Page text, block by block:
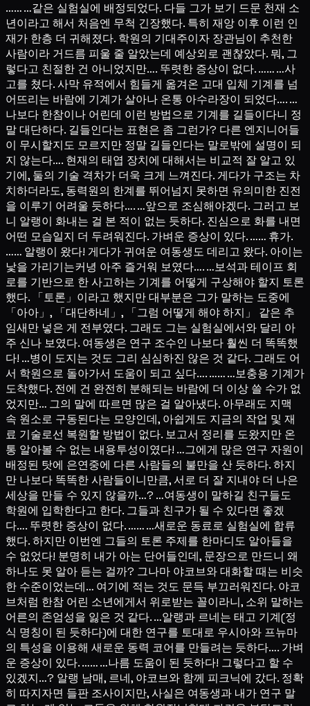
…… …같은 실험실에 배정되었다. 다들 그가 보기 드문 천재 소
년이라고 해서 처음엔 무척 긴장했다. 특히 재앙 이후 이런 인
재가 한층 더 귀해졌다. 학원의 기대주이자 장관님이 추천한
사람이라 거드름 피울 줄 알았는데 예상외로 괜찮았다. 뭐, 그
렇다고 친절한 건 아니었지만…. 뚜렷한 증상이 없다. …… …사
고를 쳤다. 사막 유적에서 힘들게 옮겨온 고대 입체 기계를 넘
어뜨리는 바람에 기계가 살아나 온통 아수라장이 되었다…. …
나보다 한참이나 어린데 이런 방법으로 기계를 길들이다니 정
말 대단하다. 길들인다는 표현은 좀 그런가? 다른 엔지니어들
이 무시할지도 모르지만 정말 길들인다는 말로밖에 설명이 되
지 않는다…. 현재의 태엽 장치에 대해서는 비교적 잘 알고 있
기에, 둘의 기술 격차가 더욱 크게 느껴진다. 게다가 구조는 차
치하더라도, 동력원의 한계를 뛰어넘지 못하면 유의미한 진전
을 이루기 어려울 듯하다…. …앞으로 조심해야겠다. 그러고 보
니 알랭이 화내는 걸 본 적이 없는 듯하다. 진심으로 화를 내면
어떤 모습일지 더 두려워진다. 가벼운 증상이 있다. …… 휴가.
…… 알랭이 왔다! 게다가 귀여운 여동생도 데리고 왔다. 아이는
낯을 가리기는커녕 아주 즐거워 보였다…. …보석과 테이프 회
로를 기반으로 한 사고하는 기계를 어떻게 구상해야 할지 토론
했다. 「토론」이라고 했지만 대부분은 그가 말하는 도중에
「아아」, 「대단하네」, 「그럼 어떻게 해야 하지」 같은 추
임새만 넣은 게 전부였다. 그래도 그는 실험실에서와 달리 아
주 신나 보였다. 여동생은 연구 조수인 나보다 훨씬 더 똑똑했
다! …병이 도지는 것도 그리 심심하진 않은 것 같다. 그래도 어
서 학원으로 돌아가서 도움이 되고 싶다…. …… …보충용 기계가
도착했다. 전에 건 완전히 분해되는 바람에 더 이상 쓸 수가 없
었지만… 그의 말에 따르면 많은 걸 알아냈다. 아무래도 지맥
속 원소로 구동된다는 모양인데, 아쉽게도 지금의 작업 및 재
료 기술로선 복원할 방법이 없다. 보고서 정리를 도왔지만 온
통 알아볼 수 없는 내용투성이였다! …그에게 많은 연구 자원이
배정된 탓에 은연중에 다른 사람들의 불만을 산 듯하다. 하지
만 나보다 똑똑한 사람들이니만큼, 서로 더 잘 지내야 더 나은
세상을 만들 수 있지 않을까…? …여동생이 말하길 친구들도
학원에 입학한다고 한다. 그들과 친구가 될 수 있다면 좋겠
다…. 뚜렷한 증상이 없다. …… …새로운 동료로 실험실에 합류
했다. 하지만 이번엔 그들의 토론 주제를 한마디도 알아들을
수 없었다! 분명히 내가 아는 단어들인데, 문장으로 만드니 왜
하나도 못 알아 듣는 걸까? 그나마 야코브와 대화할 때는 비슷
한 수준이었는데… 여기에 적는 것도 문득 부끄러워진다. 야코
브처럼 한참 어린 소년에게서 위로받는 꼴이라니, 소위 말하는
어른의 존엄성을 잃은 것 같다. …알랭과 르네는 태고 기계(정
식 명칭이 된 듯하다)에 대한 연구를 토대로 우시아와 프뉴마
의 특성을 이용해 새로운 동력 코어를 만들려는 듯하다…. 가벼
운 증상이 있다. …… …나름 도움이 된 듯하다! 그렇다고 할 수
있겠지…? 알랭 남매, 르네, 야코브와 함께 피크닉에 갔다. 정확
히 따지자면 들판 조사이지만, 사실은 여동생과 내가 연구 말